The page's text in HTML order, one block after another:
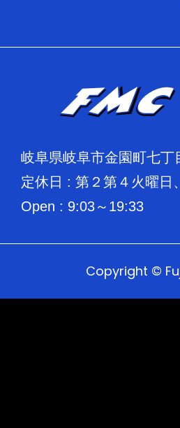
岐阜県岐阜市金園町七丁
定休日 : 第２第４火曜日
Open : 9:03～19:33
Copyright ©